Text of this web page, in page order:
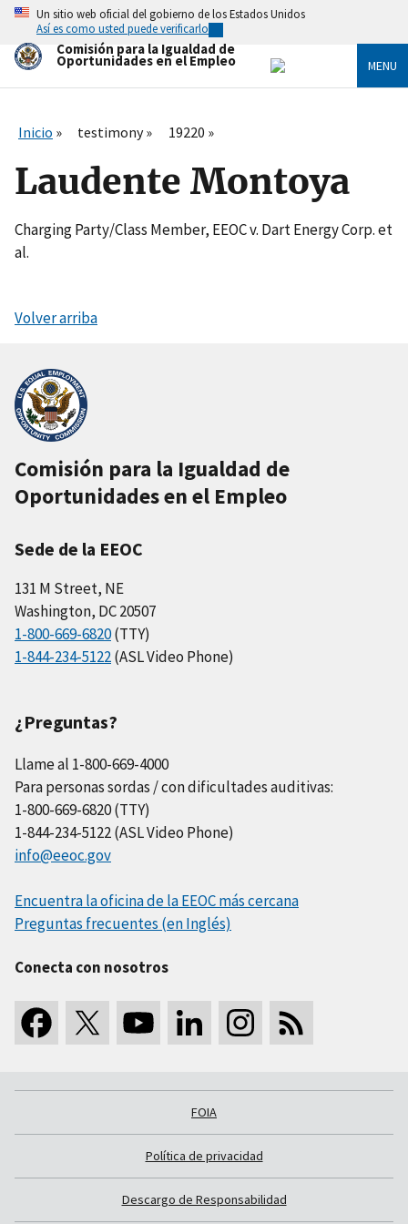
Skip
main
content
Un sitio web oficial del gobierno de los Estados Unidos
Así es como usted puede verificarlo
Comisión para la Igualdad de
Oportunidades en el Empleo MENU
Inicio testimony 19220
Laudente Montoya
Charging Party/Class Member, EEOC v. Dart Energy Corp. et
al.
Volver arriba
Comisión para la Igualdad de
Oportunidades en el Empleo
Sede de la EEOC
131 M Street, NE
Washington, DC 20507
1-800-669-6820(TTY)
1-844-234-5122(ASL Video Phone)
¿Preguntas?
Llame al 1-800-669-4000
Para personas sordas / con dificultades auditivas:
1-800-669-6820 (TTY)
1-844-234-5122 (ASL Video Phone)
info@eeoc.gov
Encuentra la oficina de la EEOC más cercana
Preguntas frecuentes (en Inglés)
Conecta con nosotros
FOIA
Política de privacidad
Descargo de Responsabilidad